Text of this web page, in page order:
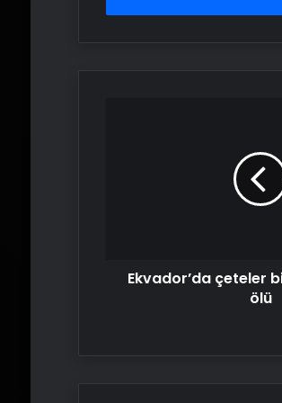
Ekvador’da çeteler
ölü